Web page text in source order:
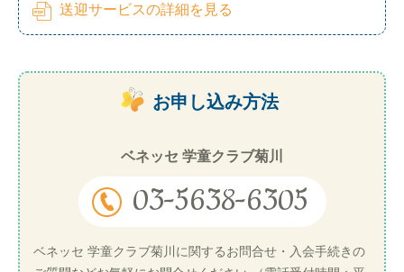
送迎サービスの詳細を見る
お申し込み方法
ベネッセ 学童クラブ菊川
03-5638-6305
ベネッセ 学童クラブ菊川に関するお問合せ・入会手続きの